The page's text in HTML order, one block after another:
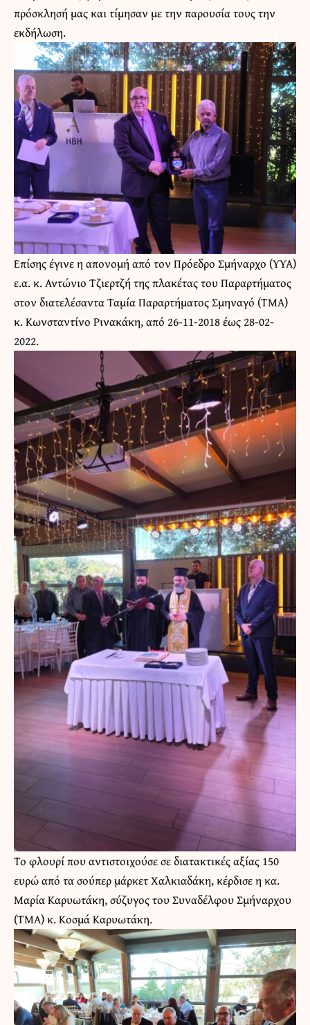
πρόσκλησή μας και τίμησαν με την παρουσία τους την
εκδήλωση.
Επίσης έγινε η απονομή από τον Πρόεδρο Σμήναρχο (ΥΥΑ)
ε.α. κ. Αντώνιο Τζιερτζή της πλακέτας του Παραρτήματος
στον διατελέσαντα Ταμία Παραρτήματος Σμηναγό (ΤΜΑ)
κ. Κωνσταντίνο Ρινακάκη, από 26-11-2018 έως 28-02-
2022.
Το φλουρί που αντιστοιχούσε σε διατακτικές αξίας 150
ευρώ από τα σούπερ μάρκετ Χαλκιαδάκη, κέρδισε η κα.
Μαρία Καρυωτάκη, σύζυγος του Συναδέλφου Σμήναρχου
(ΤΜΑ) κ. Κοσμά Καρυωτάκη.